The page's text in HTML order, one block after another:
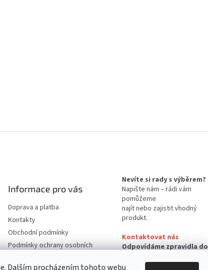
Dalším procházením tohoto webu
Informace pro vás
Doprava a platba
Kontakty
Obchodní podmínky
Podmínky ochrany osobních
Reklamační řád
Nevíte si rady s výběrem?
Napište nám – rádi vám
pomůžeme
najít nebo zajistit vhodný
produkt.
Kontaktovat nás
Odpovídáme zpravidla do